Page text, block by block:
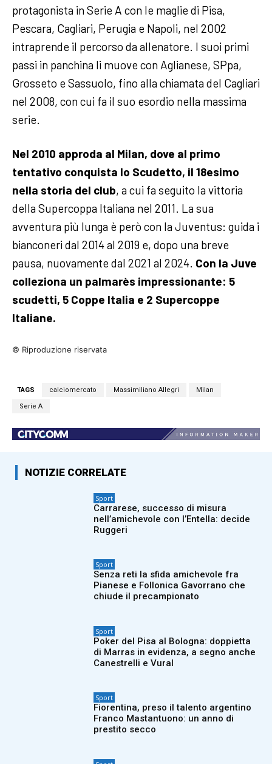
protagonista in Serie A con le maglie di Pisa,
Pescara, Cagliari, Perugia e Napoli, nel 2002
intraprende il percorso da allenatore. I suoi primi
passi in panchina li muove con Aglianese, SPpa,
Grosseto e Sassuolo, fino alla chiamata del Cagliari
nel 2008, con cui fa il suo esordio nella massima
serie.
Nel 2010 approda al Milan, dove al primo
tentativo conquista lo Scudetto, il 18esimo
nella storia del club, a cui fa seguito la vittoria
della Supercoppa Italiana nel 2011. La sua
avventura più lunga è però con la Juventus: guida i
bianconeri dal 2014 al 2019 e, dopo una breve
pausa, nuovamente dal 2021 al 2024. Con la Juve
colleziona un palmarès impressionante: 5
scudetti, 5 Coppe Italia e 2 Supercoppe
Italiane.
© Riproduzione riservata
TAGS calciomercato Massimiliano Allegri Milan
Serie A
NOTIZIE CORRELATE
Sport
Carrarese, successo di misura
nell’amichevole con l’Entella: decide
Ruggeri
Sport
Senza reti la sfida amichevole fra
Pianese e Follonica Gavorrano che
chiude il precampionato
Sport
Poker del Pisa al Bologna: doppietta
di Marras in evidenza, a segno anche
Canestrelli e Vural
Sport
Fiorentina, preso il talento argentino
Franco Mastantuono: un anno di
prestito secco